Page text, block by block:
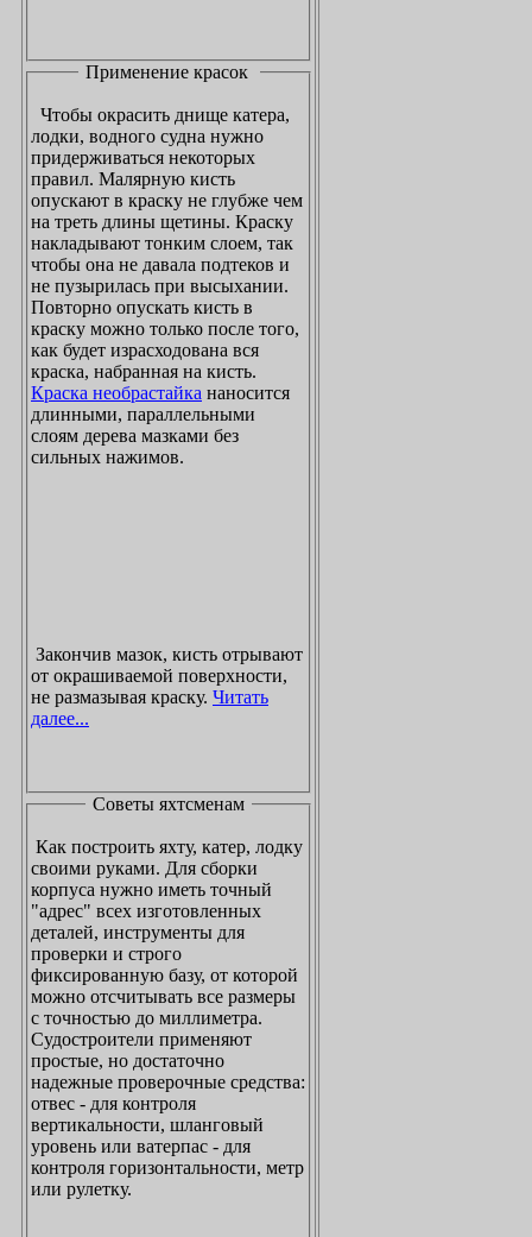
Применение красок
лодки, водного судна нужно
придерживаться некоторых
правил. Малярную кисть
опускают в краску не глубже чем
на треть длины щетины. Краску
накладывают тонким слоем, так
чтобы она не давала подтеков и
не пузырилась при высыхании.
Повторно опускать кисть в
краску можно только после того,
как будет израсходована вся
краска, набранная на кисть.
Краска необрастайка
длинными, параллельными
слоям дерева мазками без
сильных нажимов.
Закончив мазок, кисть отрывают
от окрашиваемой поверхности,
не размазывая краску. Читать
далее...
Советы яхтсменам
Как построить яхту, катер, лодку
своими руками. Для сборки
корпуса нужно иметь точный
"адрес" всех изготовленных
деталей, инструменты для
проверки и строго
фиксированную базу, от которой
можно отсчитывать все размеры
с точностью до миллиметра.
Судостроители применяют
простые, но достаточно
надежные проверочные средства:
отвес - для контроля
вертикальности, шланговый
уровень или ватерпас - для
контроля горизонтальности, метр
или рулетку.